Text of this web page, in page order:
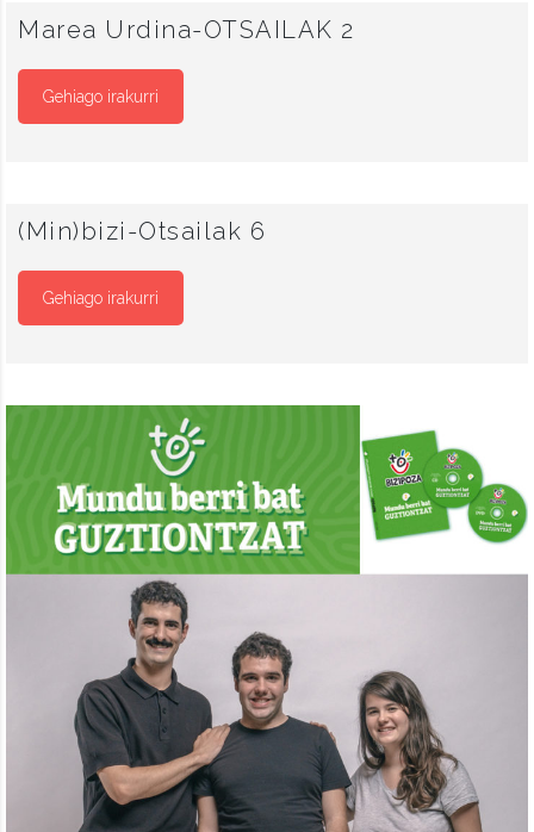
Marea Urdina-OTSAILAK 2
Gehiago irakurri
(Min)bizi-Otsailak 6
Gehiago irakurri